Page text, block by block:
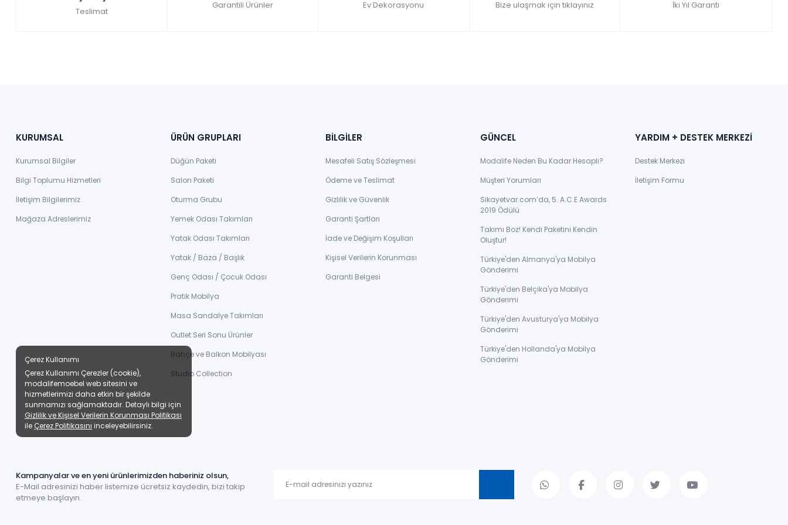
Teslimat
Garantili Ürünler Ev Dekorasyonu Bize ulaşmak için tıklayınız İki Yıl Garanti
KURUMSAL
Kurumsal Bilgiler
Bilgi Toplumu Hizmetleri
İletişim Bilgilerimiz
Mağaza Adreslerimiz
ÜRÜN GRUPLARI
Düğün Paketi
Salon Paketi
Oturma Grubu
Yemek Odası Takımları
Yatak Odası Takımları
Yatak / Baza / Başlık
Genç Odası / Çocuk Odası
Pratik Mobilya
Masa Sandalye Takımları
Outlet Seri Sonu Ürünler
Bahçe ve Balkon Mobilyası
Studio Collection
BİLGİLER
Mesafeli Satış Sözleşmesi
Ödeme ve Teslimat
Gizlilik ve Güvenlik
Garanti Şartları
İade ve Değişim Koşulları
Kişisel Verilerin Korunması
Garanti Belgesi
GÜNCEL
Modalife Neden Bu Kadar Hesaplı?
Müşteri Yorumları
Sikayetvar.com’da, 5. A.C.E Awards
2019 Ödülü
Takımı Boz! Kendi Paketini Kendin
Oluştur!
Türkiye'den Almanya'ya Mobilya
Gönderimi
Türkiye'den Belçika'ya Mobilya
Gönderimi
Türkiye'den Avusturya'ya Mobilya
Gönderimi
Türkiye'den Hollanda'ya Mobilya
Gönderimi
YARDIM + DESTEK MERKEZİ
Destek Merkezi
İletişim Formu
Kampanyalar ve en yeni ürünlerimizden haberiniz olsun,
E-Mail adresinizi haber listemize ücretsiz kaydedin, bizi takip
etmeye başlayın.
Çerez Kullanımı
Çerez Kullanımı Çerezler (cookie),
modalifemoebel web sitesini ve
hizmetlerimizi daha etkin bir şekilde
sunmamızı sağlamaktadır. Detaylı bilgi için
Gizlilik ve Kişisel Verilerin Korunması Politikası
ile Çerez Politikasını inceleyebilirsiniz.